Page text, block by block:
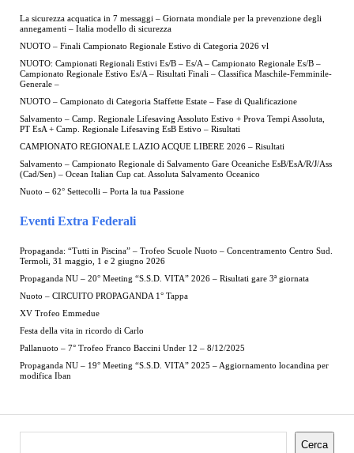
La sicurezza acquatica in 7 messaggi – Giornata mondiale per la prevenzione degli
annegamenti – Italia modello di sicurezza
NUOTO – Finali Campionato Regionale Estivo di Categoria 2026 vl
NUOTO: Campionati Regionali Estivi Es/B – Es/A – Campionato Regionale Es/B –
Campionato Regionale Estivo Es/A – Risultati Finali – Classifica Maschile-Femminile-
Generale –
NUOTO – Campionato di Categoria Staffette Estate – Fase di Qualificazione
Salvamento – Camp. Regionale Lifesaving Assoluto Estivo + Prova Tempi Assoluta,
PT EsA + Camp. Regionale Lifesaving EsB Estivo – Risultati
CAMPIONATO REGIONALE LAZIO ACQUE LIBERE 2026 – Risultati
Salvamento – Campionato Regionale di Salvamento Gare Oceaniche EsB/EsA/R/J/Ass
(Cad/Sen) – Ocean Italian Cup cat. Assoluta Salvamento Oceanico
Nuoto – 62° Settecolli – Porta la tua Passione
Eventi Extra Federali
Propaganda: “Tutti in Piscina” – Trofeo Scuole Nuoto – Concentramento Centro Sud.
Termoli, 31 maggio, 1 e 2 giugno 2026
Propaganda NU – 20° Meeting “S.S.D. VITA” 2026 – Risultati gare 3ª giornata
Nuoto – CIRCUITO PROPAGANDA 1° Tappa
XV Trofeo Emmedue
Festa della vita in ricordo di Carlo
Pallanuoto – 7° Trofeo Franco Baccini Under 12 – 8/12/2025
Propaganda NU – 19° Meeting “S.S.D. VITA” 2025 – Aggiornamento locandina per
modifica Iban
Cerca